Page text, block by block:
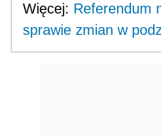
Więcej: Referendum
sprawie zmian w